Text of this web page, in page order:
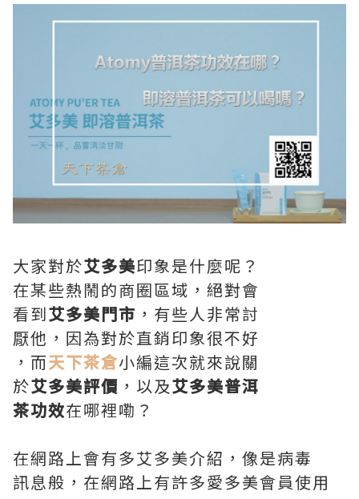
大家對於艾多美印象是什麼呢？
在某些熱鬧的商圈區域，絕對會
看到艾多美門市 ，有些人非常討
厭他，因為對於直銷印象很不好
，而天下茶倉小編這次就來說關
於艾多美評價 ，以及艾多美普洱
茶功效在哪裡嘞？
在網路上會有多艾多美介紹，像是病毒
訊息般，在網路上有許多愛多美會員使用